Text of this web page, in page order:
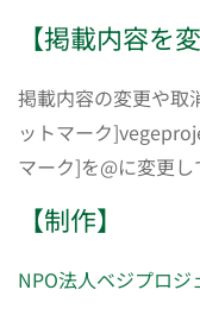
【掲載内容を
掲載内容の変更や取
ットマーク
マーク]を@に変更し
【制作】
NPO法人ベジプロジ